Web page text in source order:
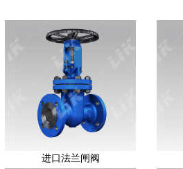
进口法兰闸阀